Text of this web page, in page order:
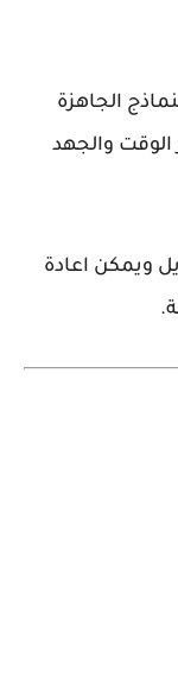
الجاهزة
والجهد
ويمكن اعادة